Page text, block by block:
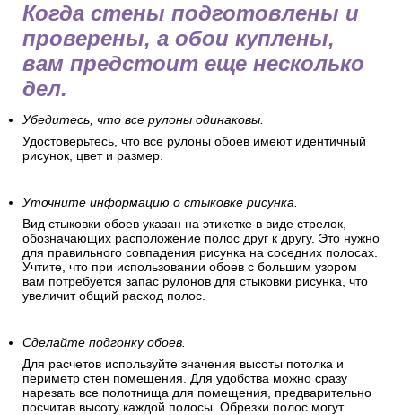
Когда стены подготовлены и
проверены, а обои куплены,
вам предстоит еще несколько
дел.
Убедитесь, что все рулоны одинаковы.
Удостоверьтесь, что все рулоны обоев имеют идентичный
рисунок, цвет и размер.
Уточните информацию о стыковке рисунка.
Вид стыковки обоев указан на этикетке в виде стрелок,
обозначающих расположение полос друг к другу. Это нужно
для правильного совпадения рисунка на соседних полосах.
Учтите, что при использовании обоев с большим узором
вам потребуется запас рулонов для стыковки рисунка, что
увеличит общий расход полос.
Сделайте подгонку обоев.
Для расчетов используйте значения высоты потолка и
периметр стен помещения. Для удобства можно сразу
нарезать все полотнища для помещения, предварительно
посчитав высоту каждой полосы. Обрезки полос могут